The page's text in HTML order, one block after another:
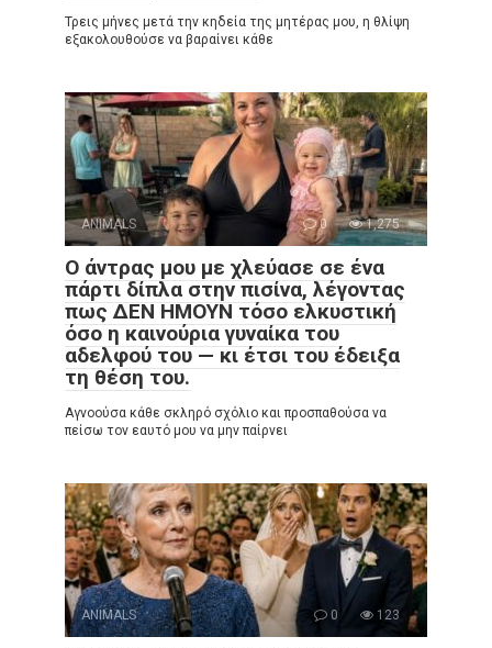
Τρεις μήνες μετά την κηδεία της μητέρας μου, η θλίψη
εξακολουθούσε να βαραίνει κάθε
ANIMALS 0 1,275
Ο άντρας μου με χλεύασε σε ένα
πάρτι δίπλα στην πισίνα, λέγοντας
πως ΔΕΝ ΗΜΟΥΝ τόσο ελκυστική
όσο η καινούρια γυναίκα του
αδελφού του — κι έτσι του έδειξα
τη θέση του.
Αγνοούσα κάθε σκληρό σχόλιο και προσπαθούσα να
πείσω τον εαυτό μου να μην παίρνει
ANIMALS 0 123